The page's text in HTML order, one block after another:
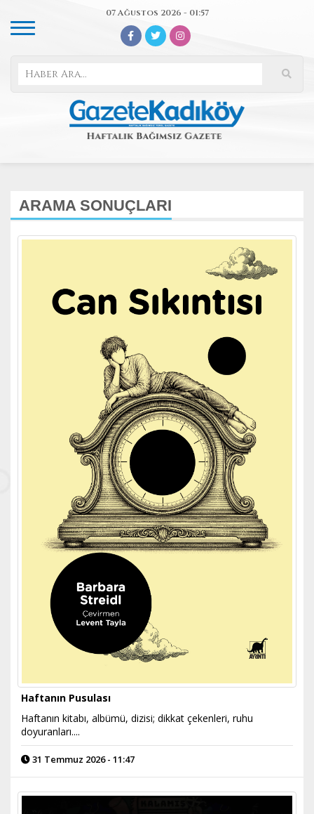
07 Ağustos 2026 - 01:57
ARAMA SONUÇLARI
Haftanın Pusulası
Haftanın kitabı, albümü, dizisi; dikkat çekenleri, ruhu
doyuranları....
31 Temmuz 2026 - 11:47